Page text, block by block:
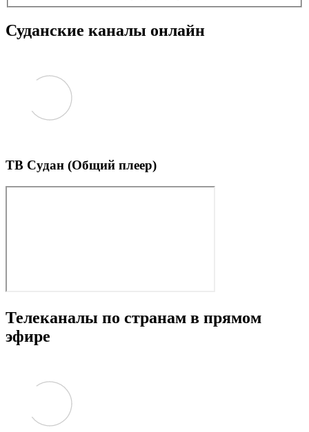
Суданские каналы онлайн
ТВ Судан (Общий плеер)
Телеканалы по странам в прямом
эфире